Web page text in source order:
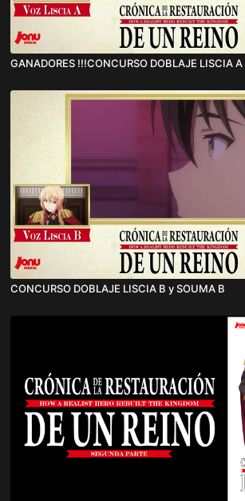
GANADORES !!!CONCURSO DOBLAJE LISCIA
CONCURSO DOBLAJE LISCIA B y SOUMA B